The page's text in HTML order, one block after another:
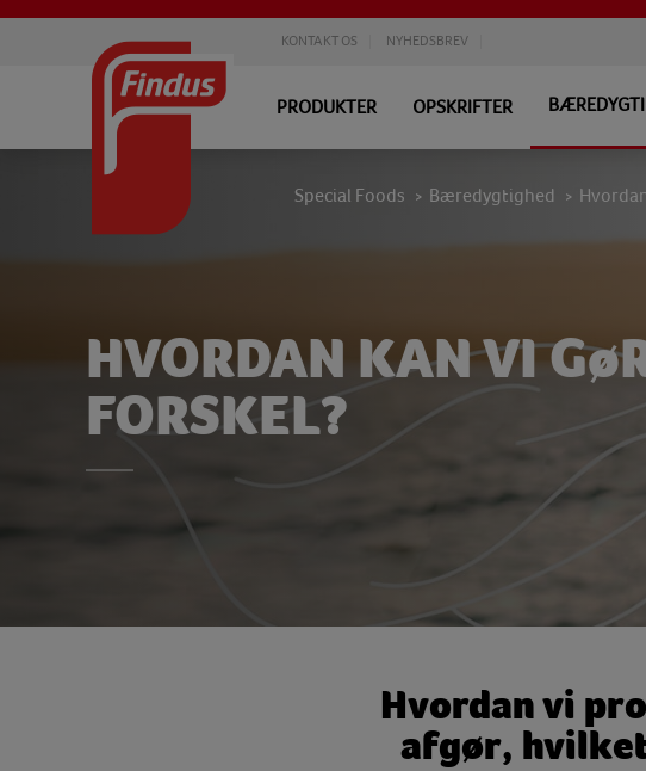
KONTAKT OS NYHEDSBREV
PRODUKTER OPSKRIFTER
HVORDAN KAN VI
FORSKEL?
Special Foods > Bæredygtighed >
Hvordan vi
afgør,